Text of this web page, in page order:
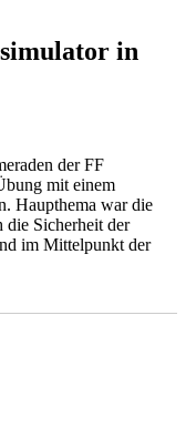
in
der FF
mit einem
Haupthema war die
die Sicherheit der
im Mittelpunkt der